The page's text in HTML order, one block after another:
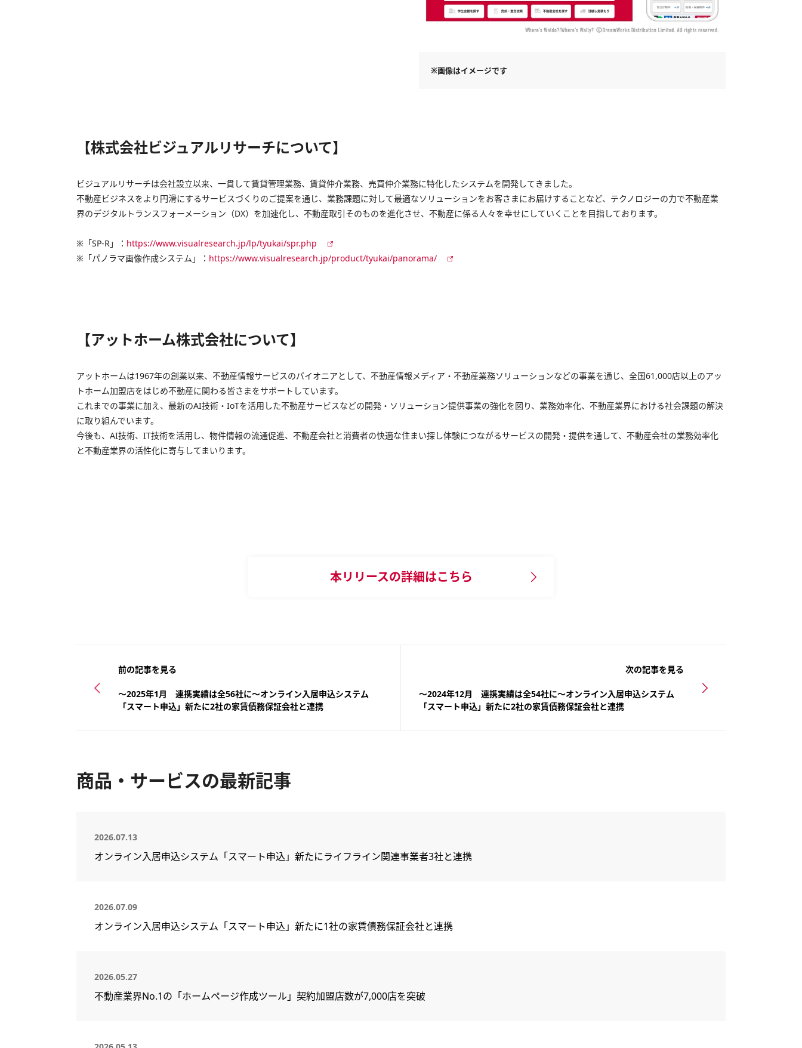
※画像はイメージです
【株式会社ビジュアルリサーチについて】
ビジュアルリサーチは会社設立以来、一貫して賃貸管理業務、賃貸仲介業務、売買仲介業務に特化したシステムを開発してきました。
不動産ビジネスをより円滑にするサービスづくりのご提案を通じ、業務課題に対して最適なソリューションをお客さまにお届けすることなど、テクノロジーの力で不動産業
界のデジタルトランスフォーメーション（DX）を加速化し、不動産取引そのものを進化させ、不動産に係る人々を幸せにしていくことを目指しております。
※「SP-R」： https://www.visualresearch.jp/lp/tyukai/spr.php
※「パノラマ画像作成システム」： https://www.visualresearch.jp/product/tyukai/panorama/
【アットホーム株式会社について】
アットホームは1967年の創業以来、不動産情報サービスのパイオニアとして、不動産情報メディア・不動産業務ソリューションなどの事業を通じ、全国61,000店以上のアッ
トホーム加盟店をはじめ不動産に関わる皆さまをサポートしています。
これまでの事業に加え、最新のAI技術・IoTを活用した不動産サービスなどの開発・ソリューション提供事業の強化を図り、業務効率化、不動産業界における社会課題の解決
に取り組んでいます。
今後も、AI技術、IT技術を活用し、物件情報の流通促進、不動産会社と消費者の快適な住まい探し体験につながるサービスの開発・提供を通して、不動産会社の業務効率化
と不動産業界の活性化に寄与してまいります。
本リリースの詳細はこちら
前の記事を見る
～2025年1月 連携実績は全56社に～オンライン入居申込システム
「スマート申込」新たに2社の家賃債務保証会社と連携
次の記事を見る
～2024年12月 連携実績は全54社に～オンライン入居申込システム
「スマート申込」新たに2社の家賃債務保証会社と連携
商品・サービスの最新記事
2026.07.13
オンライン入居申込システム「スマート申込」新たにライフライン関連事業者3社と連携
2026.07.09
オンライン入居申込システム「スマート申込」新たに1社の家賃債務保証会社と連携
2026.05.27
不動産業界No.1の「ホームページ作成ツール」契約加盟店数が7,000店を突破